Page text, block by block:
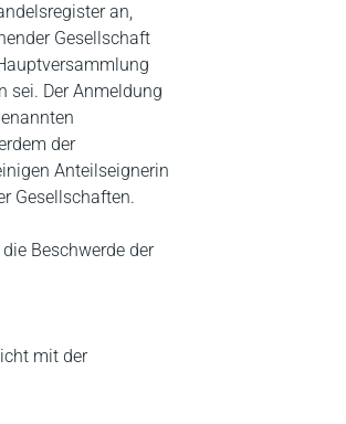
an,
Gesellschaft
sei. Der Anmeldung
der
Anteilseignerin
Gesellschaften.
Beschwerde der
mit der